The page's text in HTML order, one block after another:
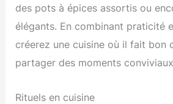
des pots à épices assortis ou
élégants. En combinant praticité
créerez une cuisine où il fait bon
partager des moments
Rituels en cuisine